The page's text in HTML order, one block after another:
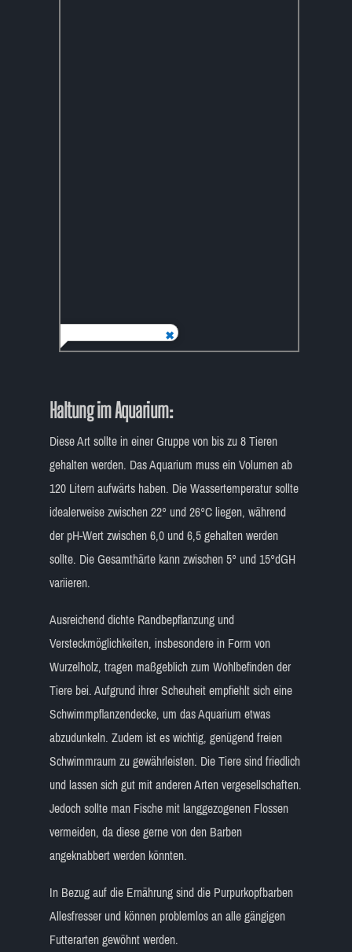
Haltung im Aquarium:
Diese Art sollte in einer Gruppe von bis zu 8 Tieren
gehalten werden. Das Aquarium muss ein Volumen ab
120 Litern aufwärts haben. Die Wassertemperatur sollte
idealerweise zwischen 22° und 26°C liegen, während
der pH-Wert zwischen 6,0 und 6,5 gehalten werden
sollte. Die Gesamthärte kann zwischen 5° und 15°dGH
variieren.
Ausreichend dichte Randbepflanzung und
Versteckmöglichkeiten, insbesondere in Form von
Wurzelholz, tragen maßgeblich zum Wohlbefinden der
Tiere bei. Aufgrund ihrer Scheuheit empfiehlt sich eine
Schwimmpflanzendecke, um das Aquarium etwas
abzudunkeln. Zudem ist es wichtig, genügend freien
Schwimmraum zu gewährleisten. Die Tiere sind friedlich
und lassen sich gut mit anderen Arten vergesellschaften.
Jedoch sollte man Fische mit langgezogenen Flossen
vermeiden, da diese gerne von den Barben
angeknabbert werden könnten.
In Bezug auf die Ernährung sind die Purpurkopfbarben
Allesfresser und können problemlos an alle gängigen
Futterarten gewöhnt werden.